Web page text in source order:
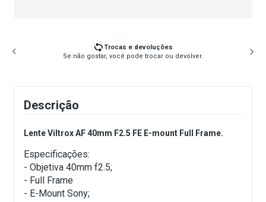
Trocas e devoluções
Se não gostar, você pode trocar ou devolver.
Descrição
Lente Viltrox AF 40mm F2.5 FE E-mount Full Frame.
Especificações:
- Objetiva 40mm f2.5;
- Full Frame
- E-Mount Sony;